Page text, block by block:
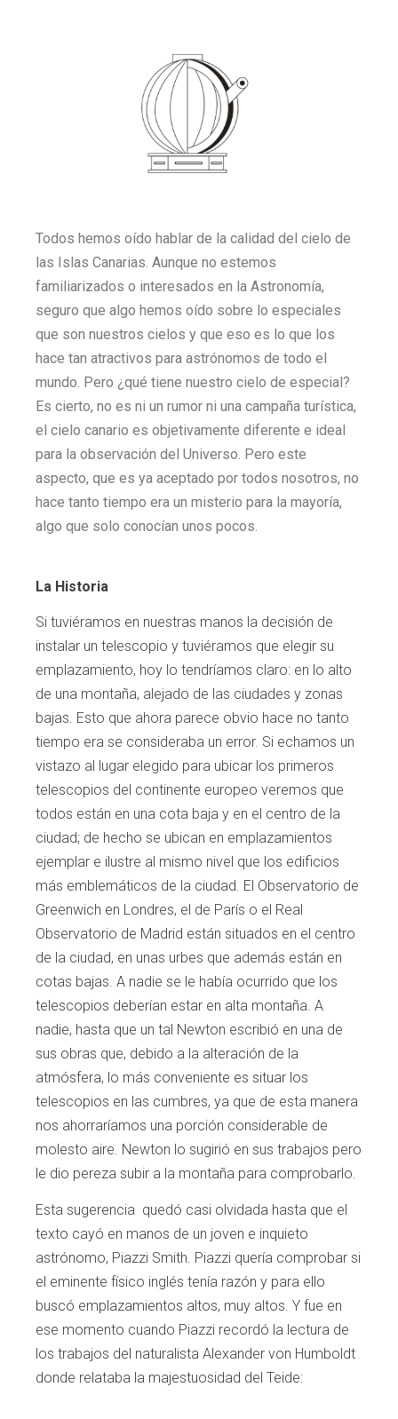
Todos hemos oído hablar de la calidad del cielo de
las Islas Canarias. Aunque no estemos
familiarizados o interesados en la Astronomía,
seguro que algo hemos oído sobre lo especiales
que son nuestros cielos y que eso es lo que los
hace tan atractivos para astrónomos de todo el
mundo. Pero ¿qué tiene nuestro cielo de especial?
Es cierto, no es ni un rumor ni una campaña turística,
el cielo canario es objetivamente diferente e ideal
para la observación del Universo. Pero este
aspecto, que es ya aceptado por todos nosotros, no
hace tanto tiempo era un misterio para la mayoría,
algo que solo conocían unos pocos.
La Historia
Si tuviéramos en nuestras manos la decisión de
instalar un telescopio y tuviéramos que elegir su
emplazamiento, hoy lo tendríamos claro: en lo alto
de una montaña, alejado de las ciudades y zonas
bajas. Esto que ahora parece obvio hace no tanto
tiempo era se consideraba un error. Si echamos un
vistazo al lugar elegido para ubicar los primeros
telescopios del continente europeo veremos que
todos están en una cota baja y en el centro de la
ciudad; de hecho se ubican en emplazamientos
ejemplar e ilustre al mismo nivel que los edificios
más emblemáticos de la ciudad. El Observatorio de
Greenwich en Londres, el de París o el Real
Observatorio de Madrid están situados en el centro
de la ciudad, en unas urbes que además están en
cotas bajas. A nadie se le había ocurrido que los
telescopios deberían estar en alta montaña. A
nadie, hasta que un tal Newton escribió en una de
sus obras que, debido a la alteración de la
atmósfera, lo más conveniente es situar los
telescopios en las cumbres, ya que de esta manera
nos ahorraríamos una porción considerable de
molesto aire. Newton lo sugirió en sus trabajos pero
le dio pereza subir a la montaña para comprobarlo.
Esta sugerencia quedó casi olvidada hasta que el
texto cayó en manos de un joven e inquieto
astrónomo, Piazzi Smith. Piazzi quería comprobar si
el eminente físico inglés tenía razón y para ello
buscó emplazamientos altos, muy altos. Y fue en
ese momento cuando Piazzi recordó la lectura de
los trabajos del naturalista Alexander von Humboldt
donde relataba la majestuosidad del Teide: